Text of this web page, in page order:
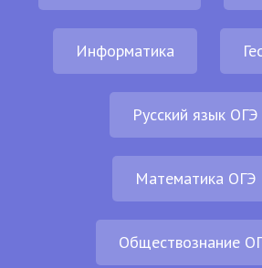
Информатика
Русский язык ОГЭ
Математика ОГЭ
Обществознание